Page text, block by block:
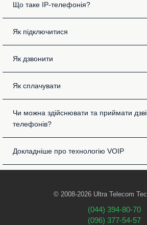
Що таке IP-телефонія?
Як підключитися
Як дзвонити
Як сплачувати
Чи можна здійснювати та приймати
телефонів?
Докладніше про технологію VOIP
© 2008-2026 Ultra Telecom
(044) 394-80-70
(096) 377-54-57